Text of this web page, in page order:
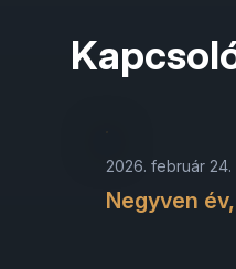
2026. február 24.
Negyven